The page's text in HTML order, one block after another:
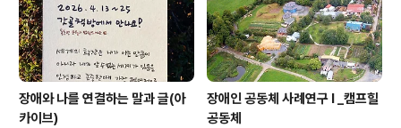
장애와 나를 연결하는 말과 글(아
카이브)
장애인 공동체 사례연구 I _캠프힐
공동체